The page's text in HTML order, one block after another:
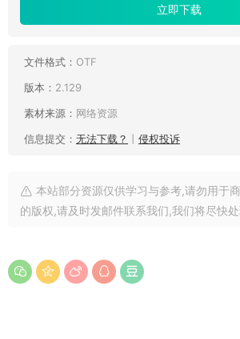
立即下载
文件格式： OTF
版本： 2.129
素材来源： 网络资源
信息提交： 无法下载？ 侵权投诉
本站部分资源仅供学习与参考,请勿用于
的版权,请及时发邮件联系我们,我们将尽快